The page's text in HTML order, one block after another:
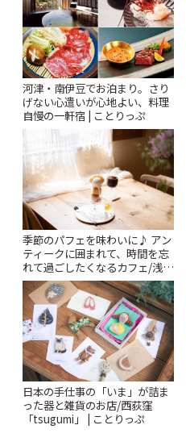
河津・南伊豆でお泊まり。さり
げない心遣いが心地よい、料理
自慢の一軒宿 | ことりっぷ
季節のパフェを味わいに♪ アン
ティークに囲まれて、時間を忘
れて過ごしたくなるカフェ/浅草
「annorum cafe」 | ことりっぷ
日本の手仕事の「いま」が詰ま
った器と雑貨のお店/西荻窪
「tsugumi」 | ことりっぷ